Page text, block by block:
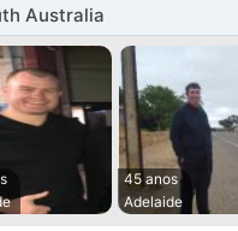
Australia
45 anos
Adelaide